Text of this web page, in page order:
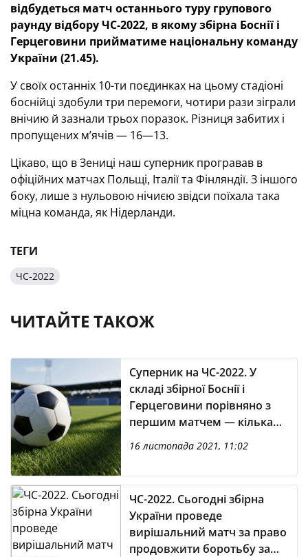
відбудеться матч останнього туру групового
раунду відбору ЧС-2022, в якому збірна Боснії і
Герцеговини прийматиме національну команду
України (21.45).
У своїх останніх 10-ти поєдинках на цьому стадіоні
боснійці здобули три перемоги, чотири рази зіграли
внічию й зазнали трьох поразок. Різниця забитих і
пропущених м’ячів — 16—13.
Цікаво, що в Зениці наш суперник програвав в
офіційних матчах Польщі, Італії та Фінляндії. З іншого
боку, лише з нульовою нічиєю звідси поїхала така
міцна команда, як Нідерланди.
ТЕГИ
ЧС-2022
ЧИТАЙТЕ ТАКОЖ
Суперник на ЧС-2022. У
складі збірної Боснії і
Герцеговини порівняно з
першим матчем — кілька
16 листопада 2021, 11:02
ЧС-2022. Сьогодні збірна
України проведе
вирішальний матч за право
продовжити боротьбу за